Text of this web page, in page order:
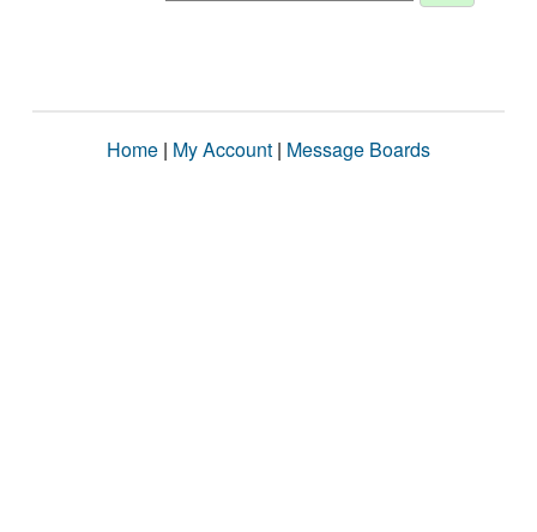
Home | My Account | Message Boards